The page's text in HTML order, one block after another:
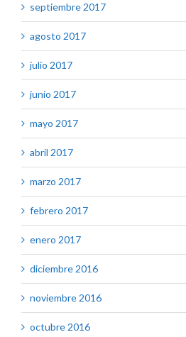
septiembre 2017
agosto 2017
julio 2017
junio 2017
mayo 2017
abril 2017
marzo 2017
febrero 2017
enero 2017
diciembre 2016
noviembre 2016
octubre 2016